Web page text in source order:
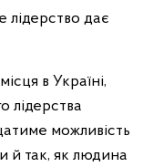
лідерство дає
в Україні,
лідерства
можливість
й так, як людина